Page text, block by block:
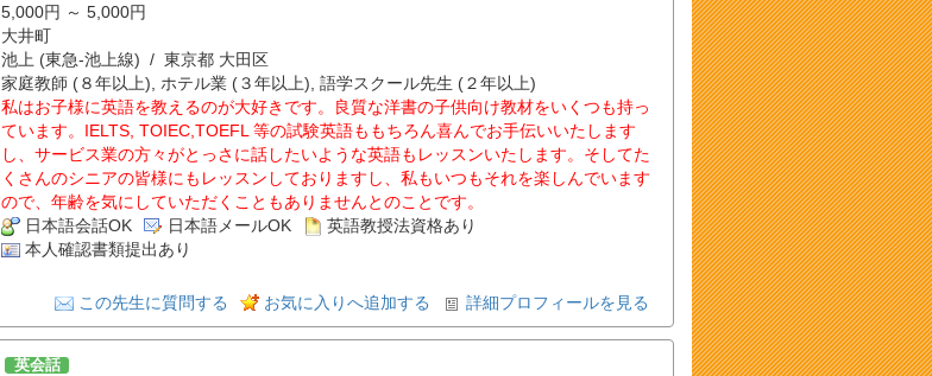
5,000円 ～ 5,000円
大井町
池上 (東急-池上線) / 東京都 大田区
家庭教師 (８年以上), ホテル業 (３年以上), 語学スクール先生 (２年以上)
私はお子様に英語を教えるのが大好きです。良質な洋書の子供向け教材をいくつも持っ
ています。IELTS, TOIEC,TOEFL 等の試験英語ももちろん喜んでお手伝いいたします
し、サービス業の方々がとっさに話したいような英語もレッスンいたします。そしてた
くさんのシニアの皆様にもレッスンしておりますし、私もいつもそれを楽しんでいます
ので、年齢を気にしていただくこともありませんとのことです。
日本語会話OK
日本語メールOK
英語教授法資格あり
本人確認書類提出あり
この先生に質問する お気に入りへ追加する 詳細プロフィールを見る
英会話